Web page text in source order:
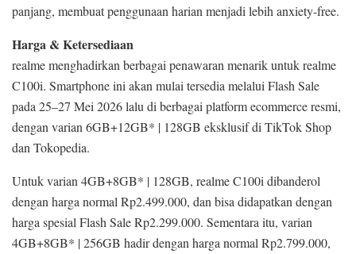
panjang, membuat penggunaan harian menjadi lebih anxiety-free.
Harga & Ketersediaan
realme menghadirkan berbagai penawaran menarik untuk realme
C100i. Smartphone ini akan mulai tersedia melalui Flash Sale
pada 25–27 Mei 2026 lalu di berbagai platform ecommerce resmi,
dengan varian 6GB+12GB* | 128GB eksklusif di TikTok Shop
dan Tokopedia.
Untuk varian 4GB+8GB* | 128GB, realme C100i dibanderol
dengan harga normal Rp2.499.000, dan bisa didapatkan dengan
harga spesial Flash Sale Rp2.299.000. Sementara itu, varian
4GB+8GB* | 256GB hadir dengan harga normal Rp2.799.000,